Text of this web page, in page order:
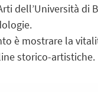
dell’Università di
è mostrare la
storico-artistiche.